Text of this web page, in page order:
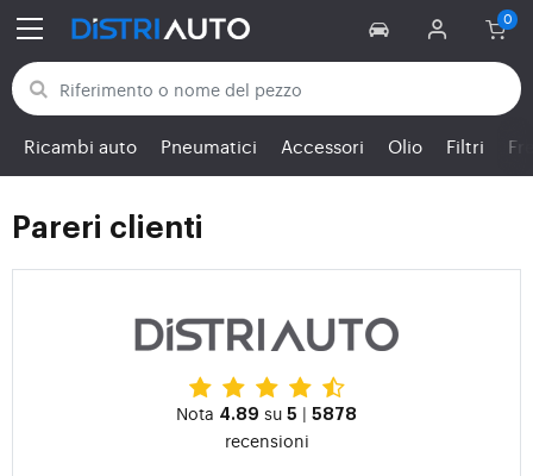
Torna alle categorie
Ricambi auto Pneumatici Accessori Olio Filtri
Pareri clienti
Nota 4.89 su 5 | 5878
recensioni